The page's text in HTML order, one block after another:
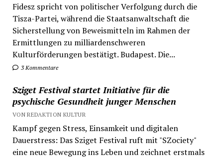
Fidesz spricht von politischer Verfolgung durch die
Tisza-Partei, während die Staatsanwaltschaft die
Sicherstellung von Beweismitteln im Rahmen der
Ermittlungen zu milliardenschweren
Kulturförderungen bestätigt. Budapest. Die...
3 Kommentare
Sziget Festival startet Initiative für die
psychische Gesundheit junger Menschen
VON REDAKTION KULTUR
Kampf gegen Stress, Einsamkeit und digitalen
Dauerstress: Das Sziget Festival ruft mit "SZociety"
eine neue Bewegung ins Leben und zeichnet erstmals